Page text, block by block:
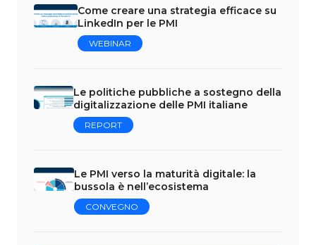
Come creare una strategia efficace su
LinkedIn per le PMI
WEBINAR
Le politiche pubbliche a sostegno della
digitalizzazione delle PMI italiane
REPORT
Le PMI verso la maturità digitale: la
bussola è nell’ecosistema
CONVEGNO